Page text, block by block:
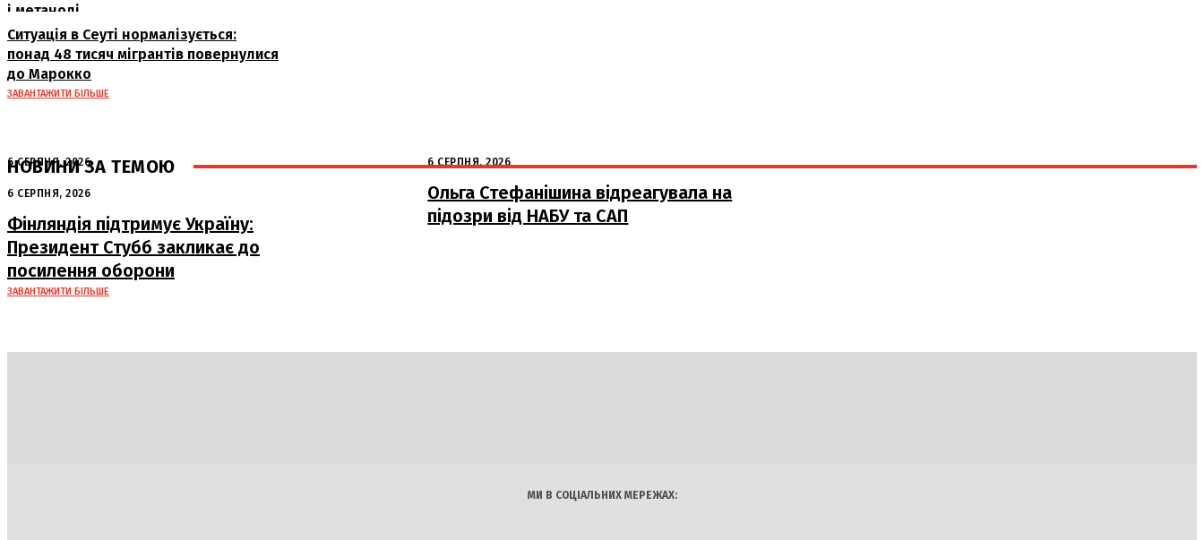
і метанолі
Ситуація в Сеуті нормалізується:
понад 48 тисяч мігрантів повернулися
до Марокко
ЗАВАНТАЖИТИ БІЛЬШЕ
НОВИНИ ЗА ТЕМОЮ
6 СЕРПНЯ, 2026
Аномальна спека в Україні добігає
кінця: очікується похолодання
6 СЕРПНЯ, 2026
Ольга Стефанішина відреагувала на
підозри від НАБУ та САП
6 СЕРПНЯ, 2026
Фінляндія підтримує Україну:
Президент Стубб закликає до
посилення оборони
ЗАВАНТАЖИТИ БІЛЬШЕ
МИ В СОЦІАЛЬНИХ МЕРЕЖАХ: